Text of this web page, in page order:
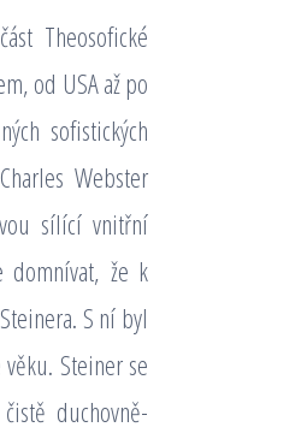
Theosofické
od USA až po
sofistických
Webster
sílící vnitřní
domnívat, že k
S ní byl
Steiner se
duchovně-